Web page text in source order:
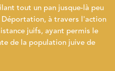
tout un pan jusque-là peu
Déportation, à travers l'action
juifs, ayant permis le
de la population juive de